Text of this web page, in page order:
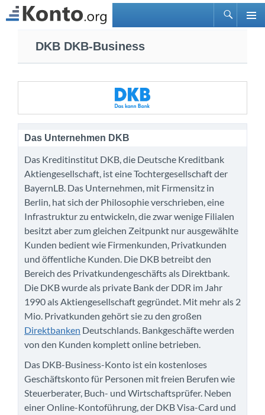
Suchen
springen
DKB DKB-Business
Das Unternehmen DKB
Das Kreditinstitut DKB, die Deutsche Kreditbank
Aktiengesellschaft, ist eine Tochtergesellschaft der
BayernLB. Das Unternehmen, mit Firmensitz in
Berlin, hat sich der Philosophie verschrieben, eine
Infrastruktur zu entwickeln, die zwar wenige Filialen
besitzt aber zum gleichen Zeitpunkt nur ausgewählte
Kunden bedient wie Firmenkunden, Privatkunden
und öffentliche Kunden. Die DKB betreibt den
Bereich des Privatkundengeschäfts als Direktbank.
Die DKB wurde als private Bank der DDR im Jahr
1990 als Aktiengesellschaft gegründet. Mit mehr als 2
Mio. Privatkunden gehört sie zu den großen
Direktbanken Deutschlands. Bankgeschäfte werden
von den Kunden komplett online betrieben.
Das DKB-Business-Konto ist ein kostenloses
Geschäftskonto für Personen mit freien Berufen wie
Steuerberater, Buch- und Wirtschaftsprüfer. Neben
einer Online-Kontoführung, der DKB Visa-Card und